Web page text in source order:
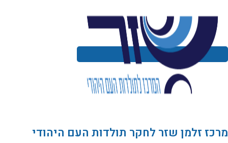
זלמן שזר לחקר תולדות העם היהודי